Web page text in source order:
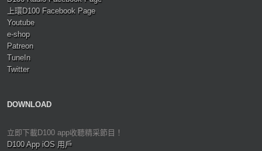
上環D100 Facebook Page
Youtube
e-shop
Patreon
TuneIn
Twitter
DOWNLOAD
立即下載D100 app收聽精采節目！
D100 App iOS 用戶